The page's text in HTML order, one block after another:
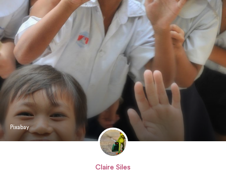
Pixabay
Claire Siles